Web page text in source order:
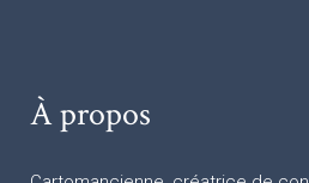
À propos